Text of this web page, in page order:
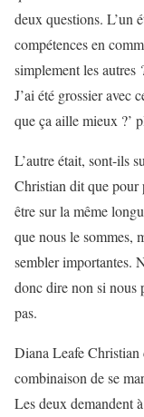
deux questions. L’un
compétences en
simplement les autres
J’ai été grossier avec
que ça aille mieux ?’
L’autre était, sont-ils
Christian dit que pour
être sur la même
que nous le sommes,
sembler importantes.
donc dire non si nous
pas.
Diana Leafe Christian
combinaison de se
Les deux demandent